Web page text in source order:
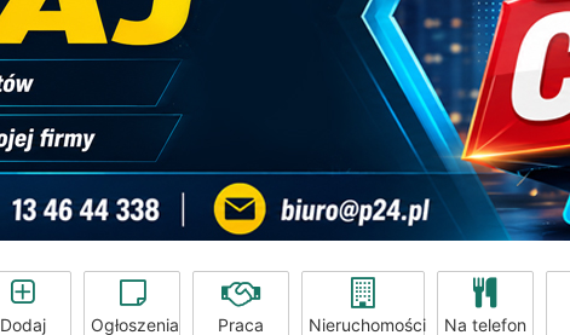
Dodaj Ogłoszenia Praca Nieruchomości Na telefon